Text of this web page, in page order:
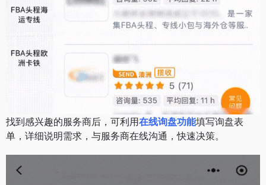
找到感兴趣的服务商后，可利用在线询盘功能填写询盘表
单，详细说明需求，与服务商在线沟通，快速决策。